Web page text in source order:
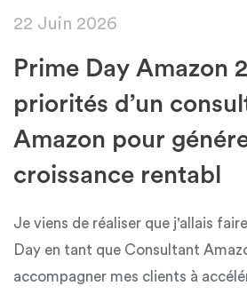
22 Juin 2026
Prime Day Amazon
priorités d’un
Amazon pour
croissance rentabl
Je viens de réaliser que j'allais
Day en tant que Consultant
accompagner mes clients à